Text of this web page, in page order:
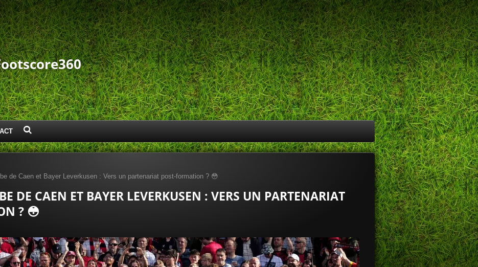
de Caen et Bayer Leverkusen : Vers un partenariat post-formation ? 😳
DE CAEN ET BAYER LEVERKUSEN : VERS UN PARTENARIAT
? 😳